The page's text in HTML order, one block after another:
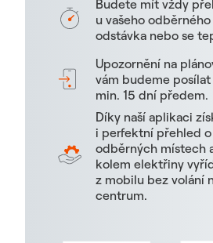
Budete mít vždy
u vašeho
odstávka nebo se
Upozornění na
vám budeme
min. 15 dní předem.
Díky naší aplikaci
i perfektní přehled
odběrných místech
kolem elektřiny
z mobilu bez volání
centrum.